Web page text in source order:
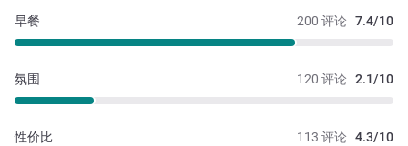
200 评论 7.4/10
早餐
120 评论 2.1/10
氛围
113 评论 4.3/10
性价比